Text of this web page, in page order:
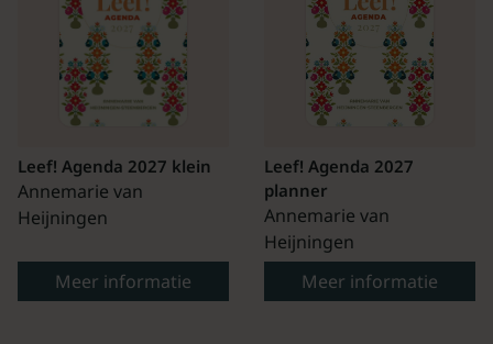
Leef! Agenda 2027 klein
Annemarie van
Heijningen
Meer informatie
Leef! Agenda 2027
planner
Annemarie van
Heijningen
Meer informatie